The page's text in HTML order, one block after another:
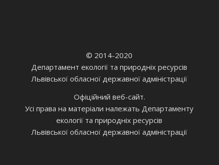
© 2014-2020
Департамент екології та природніх ресурсів
Львівської обласної державної адміністрації
Офіційний веб-сайт.
Усі права на матеріали належать Департаменту
екології та природніх ресурсів
Львівської обласної державної адміністрації